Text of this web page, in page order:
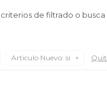
de filtrado o
Articulo Nuevo: si